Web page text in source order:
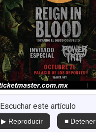
Escuchar este artículo
▶ Reproducir ■ Detener